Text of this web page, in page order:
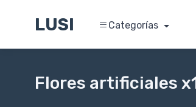
LUSI Categorías
Flores artificiales